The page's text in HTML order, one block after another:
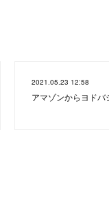
2021.05.23 12:58
アマゾンからヨドバ